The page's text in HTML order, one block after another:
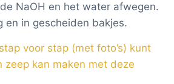
NaOH en het water afwegen.
en in gescheiden bakjes.
voor stap (met foto’s) kunt
zeep kan maken met deze